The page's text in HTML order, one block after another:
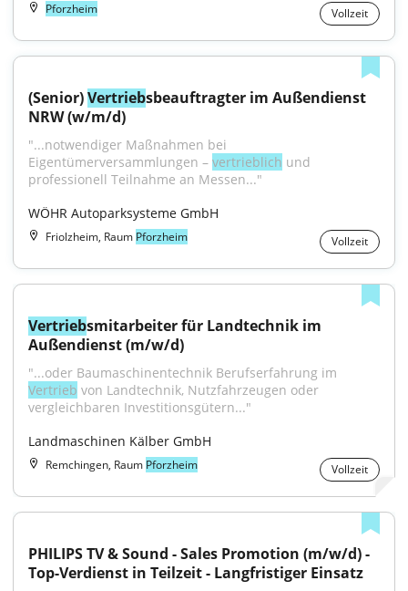
Pforzheim Vollzeit
(Senior) Vertriebsbeauftragter im Außendienst
NRW (w/m/d)
"...notwendiger Maßnahmen bei
Eigentümerversammlungen – vertrieblich und
professionell Teilnahme an Messen..."
WÖHR Autoparksysteme GmbH
Friolzheim, Raum Pforzheim Vollzeit
Vertriebsmitarbeiter für Landtechnik im
Außendienst (m/w/d)
Vertrieb von Landtechnik, Nutzfahrzeugen oder
vergleichbaren Investitionsgütern..."
Landmaschinen Kälber GmbH
Remchingen, Raum Pforzheim Vollzeit
PHILIPS TV & Sound - Sales Promotion (m/w/d) -
Top-Verdienst in Teilzeit - Langfristiger Einsatz